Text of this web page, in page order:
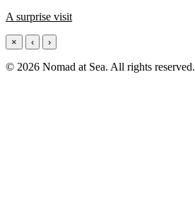
A surprise visit
× ‹ ›
© 2026 Nomad at Sea. All rights reserved.